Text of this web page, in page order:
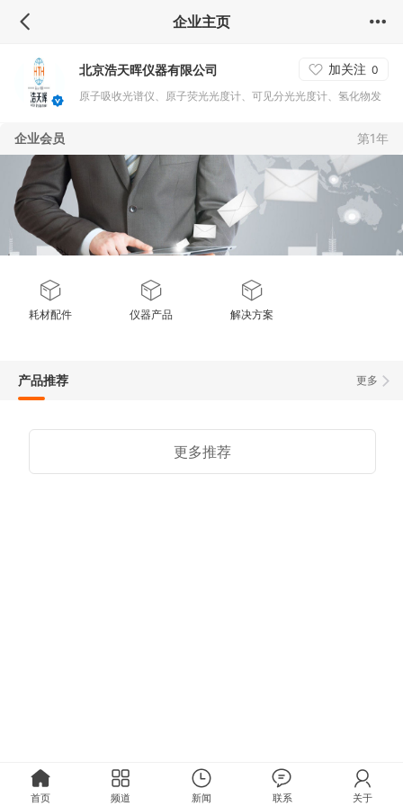
企业主页
北京浩天晖仪器有限公司 加关注 0
原子吸收光谱仪、原子荧光光度计、可见分光光度计、氢化物发
企业会员 第1年
耗材配件 仪器产品 解决方案
更多
产品推荐
更多推荐
首页 频道 新闻 联系 关于